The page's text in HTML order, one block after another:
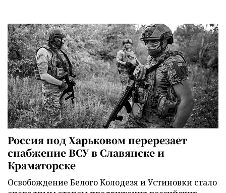
Россия под Харьковом перерезает
снабжение ВСУ в Славянске и
Краматорске
Освобождение Белого Колодезя и Устиновки стало